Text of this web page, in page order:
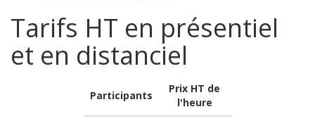
Tarifs HT en présentiel
et en distanciel
Participants
Prix HT de
l'heure